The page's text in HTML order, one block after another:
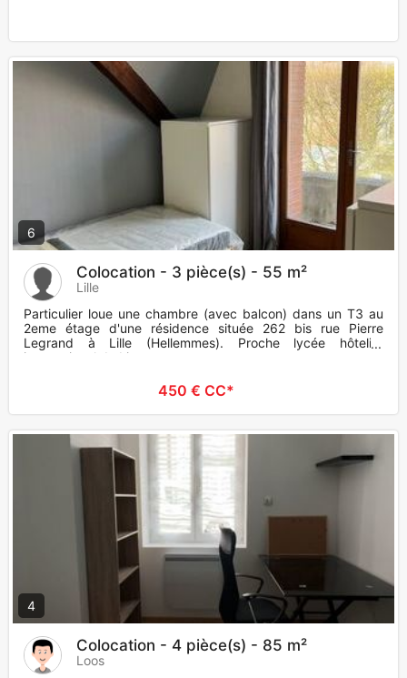
6
Colocation - 3 pièce(s) - 55 m²
Lille
Particulier loue une chambre (avec balcon) dans un T3 au
2eme étage d'une résidence située 262 bis rue Pierre
Legrand à Lille (Hellemmes). Proche lycée hôtelier
international de Li
450 € CC*
4
Colocation - 4 pièce(s) - 85 m²
Loos